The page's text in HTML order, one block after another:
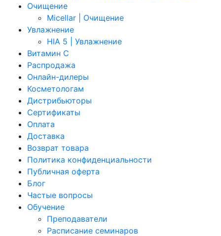
Очищение
Micellar | Очищение
Увлажнение
HIA 5 | Увлажнение
Витамин C
Распродажа
Онлайн-дилеры
Косметологам
Дистрибьюторы
Сертификаты
Оплата
Доставка
Возврат товара
Политика конфиденциальности
Публичная оферта
Блог
Частые вопросы
Обучение
Преподаватели
Расписание семинаров